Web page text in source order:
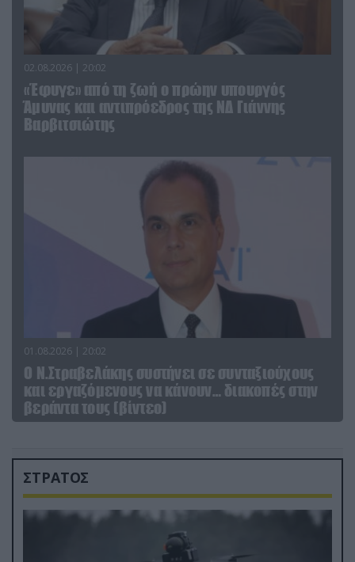
02.08.2026 | 20:02
«Έφυγε» από τη ζωή ο πρώην υπουργός
Άμυνας και αντιπρόεδρος της ΝΔ Γιάννης
Βαρβιτσιώτης
01.08.2026 | 20:02
Ο Ν.Στραβελάκης συστήνει σε συνταξιούχους
και εργαζόμενους να κάνουν… διακοπές στην
βεράντα τους (βίντεο)
ΣΤΡΑΤΟΣ